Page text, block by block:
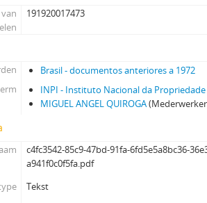
191920017473
Brasil - documentos anteriores a 1972
INPI - Instituto Nacional da
MIGUEL ANGEL QUIROGA
c4fc3542-85c9-47bd-91fa-6fd5e5a8bc36-
a941f0c0f5fa.pdf
Tekst